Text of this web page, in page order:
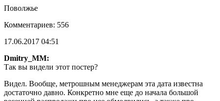
Поволжье
Комментариев: 556
17.06.2017 04:51
Dmitry_MM:
Так вы видели этот постер?
Видел. Вообще, метрошным менеджерам эта дата известна
достаточно давно. Конкретно мне еще до начала большой